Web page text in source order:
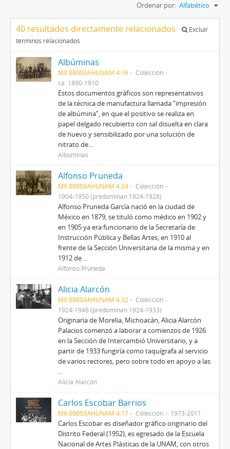
Ordenar por: Alfabético
40 resultados directamente relacionados
Excluir
términos relacionados
Albúminas
MX 09003AHUNAM 4.16
Colección
ca. 1890-1910
Estos documentos gráficos son representativos
de la técnica de manufactura llamada “impresión
de albúmina”, en que el positivo se realiza en
papel delgado recubierto con sal disuelta en clara
de huevo y sensibilizado por una solución de
nitrato de...
Albúminas
Alfonso Pruneda
MX 09003AHUNAM 4.24
Colección
1904-1950 (predominan 1924-1928)
Alfonso Pruneda García nació en la ciudad de
México en 1879, se tituló como médico en 1902 y
en 1905 ya era funcionario de la Secretaría de
Instrucción Pública y Bellas Artes, en 1910 al
frente de la Sección Universitaria de la misma y en
1912 de ...
Alfonso Pruneda
Alicia Alarcón
MX 09003AHUNAM 4.32
Colección
1924-1946 (predominan 1924-1933)
Originaria de Morelia, Michoacán, Alicia Alarcón
Palacios comenzó a laborar a comienzos de 1926
en la Sección de Intercambió Universitario, y a
partir de 1933 fungiría como taquígrafa al servicio
de varios rectores, pero sobre todo en apoyo a las
...
Alicia Alarcón
Carlos Escobar Barrios
MX 09003AHUNAM 4.17 Colección 1973-2011
Carlos Escobar es diseñador gráfico originario del
Distrito Federal (1952), es egresado de la Escuela
Nacional de Artes Plásticas de la UNAM, con otros